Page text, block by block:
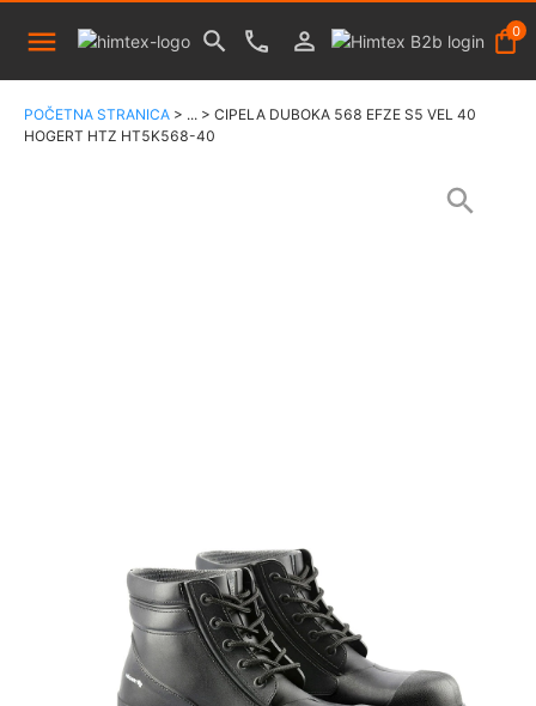
0
POČETNA STRANICA > ... > CIPELA DUBOKA 568 EFZE S5 VEL 40
HOGERT HTZ HT5K568-40